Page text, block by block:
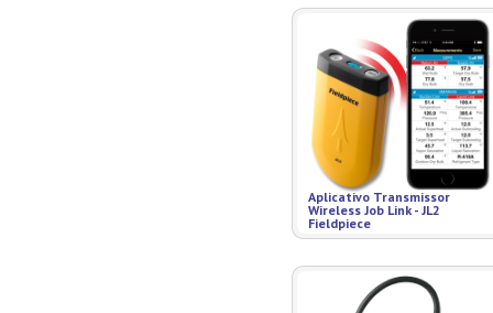
Aplicativo Transmissor
Wireless Job Link - JL2
Fieldpiece